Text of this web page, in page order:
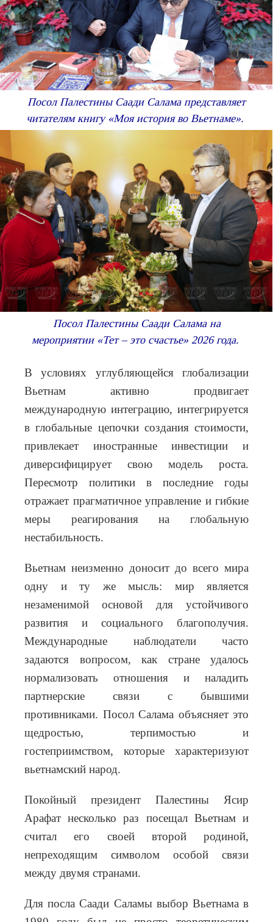
Посол Палестины Саади Салама представляет
читателям книгу «Моя история во Вьетнаме».
Посол Палестины Саади Салама на
мероприятии «Тет – это счастье» 2026 года.
В условиях углубляющейся глобализации
Вьетнам активно продвигает
международную интеграцию, интегрируется
в глобальные цепочки создания стоимости,
привлекает иностранные инвестиции и
диверсифицирует свою модель роста.
Пересмотр политики в последние годы
отражает прагматичное управление и гибкие
меры реагирования на глобальную
нестабильность.
Вьетнам неизменно доносит до всего мира
одну и ту же мысль: мир является
незаменимой основой для устойчивого
развития и социального благополучия.
Международные наблюдатели часто
задаются вопросом, как стране удалось
нормализовать отношения и наладить
партнерские связи с бывшими
противниками. Посол Салама объясняет это
щедростью, терпимостью и
гостеприимством, которые характеризуют
вьетнамский народ.
Покойный президент Палестины Ясир
Арафат несколько раз посещал Вьетнам и
считал его своей второй родиной,
непреходящим символом особой связи
между двумя странами.
Для посла Саади Саламы выбор Вьетнама в